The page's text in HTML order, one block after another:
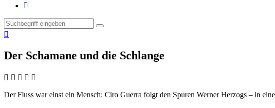


Der Schamane und die Schlange
    
Der Fluss war einst ein Mensch: Ciro Guerra folgt den Spuren Werner Herzogs – in